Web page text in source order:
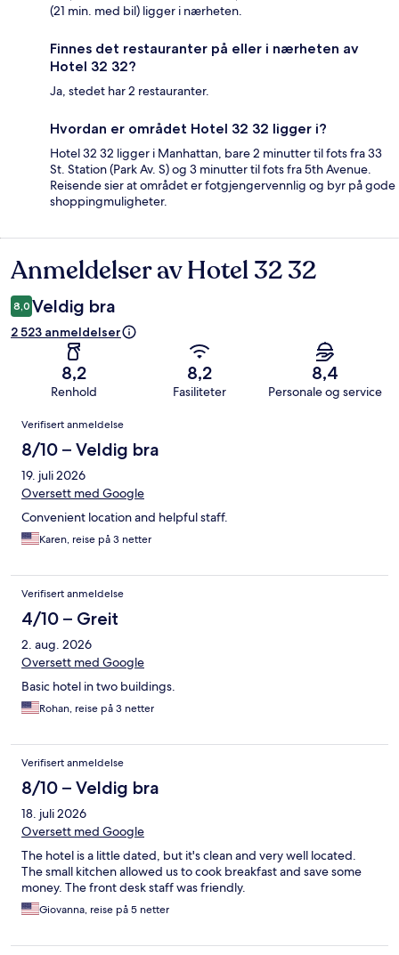
(21 min. med bil) ligger i nærheten.
Finnes det restauranter på eller i nærheten av
Hotel 32 32?
Ja, stedet har 2 restauranter.
Hvordan er området Hotel 32 32 ligger i?
Hotel 32 32 ligger i Manhattan, bare 2 minutter til fots fra 33
St. Station (Park Av. S) og 3 minutter til fots fra 5th Avenue.
Reisende sier at området er fotgjengervennlig og byr på gode
shoppingmuligheter.
Anmeldelser
Anmeldelser av Hotel 32 32
8,0 Veldig bra
2 523 anmeldelser
8,2
Renhold
8,2
Fasiliteter
8,4
Personale og service
Anmeldelser
Verifisert anmeldelse
8/10 – Veldig bra
19. juli 2026
Oversett med Google
Convenient location and helpful staff.
Karen, reise på 3 netter
Verifisert anmeldelse
4/10 – Greit
2. aug. 2026
Oversett med Google
Basic hotel in two buildings.
Rohan, reise på 3 netter
Verifisert anmeldelse
8/10 – Veldig bra
18. juli 2026
Oversett med Google
The hotel is a little dated, but it's clean and very well located.
The small kitchen allowed us to cook breakfast and save some
money. The front desk staff was friendly.
Giovanna, reise på 5 netter